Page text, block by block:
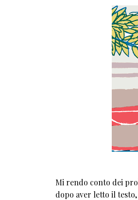
Mi rendo conto dei
dopo aver letto il